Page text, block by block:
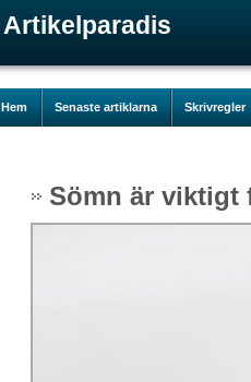
Artikelparadis
Hem Senaste artiklarna Skrivregler
Sömn är viktigt